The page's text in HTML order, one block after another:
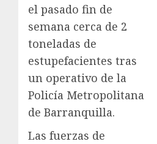
el pasado fin de
semana cerca de 2
toneladas de
estupefacientes tras
un operativo de la
Policía Metropolitana
de Barranquilla.
Las fuerzas de